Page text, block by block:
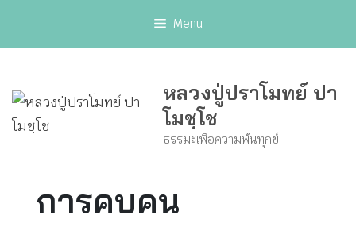
Menu
หลวงปู่ปราโมทย์ ปา
โมชฺโช
ธรรมะเพื่อความพ้นทุกข์
การคบคน